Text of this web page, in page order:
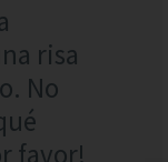
risa
No
favor!